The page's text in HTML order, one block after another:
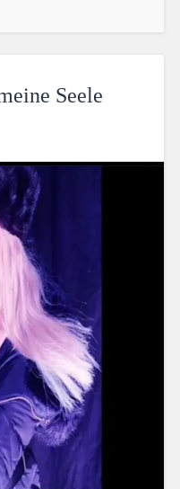
Seele